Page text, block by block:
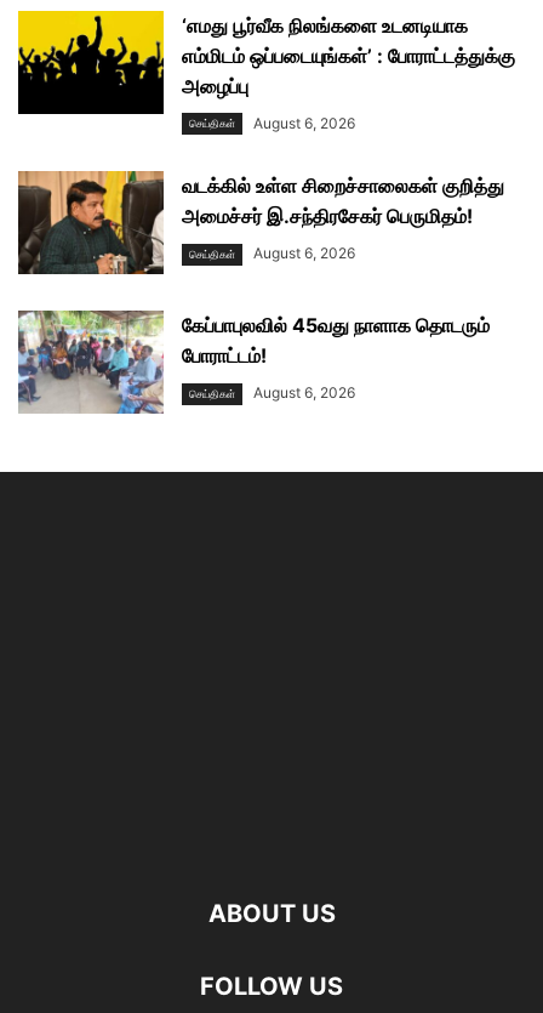
‘எமது பூர்வீக நிலங்களை உடனடியாக
எம்மிடம் ஒப்படையுங்கள்’ : போராட்டத்துக்கு
அழைப்பு
செய்திகள் August 6, 2026
வடக்கில் உள்ள சிறைச்சாலைகள் குறித்து
அமைச்சர் இ.சந்திரசேகர் பெருமிதம்!
செய்திகள் August 6, 2026
கேப்பாபுலவில் 45வது நாளாக தொடரும்
போராட்டம்!
செய்திகள் August 6, 2026
ABOUT US
FOLLOW US